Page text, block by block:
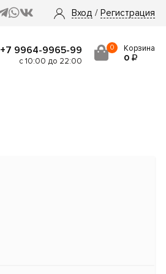
Вход / Регистрация
+7 9964-9965-99
с 10:00 до 22:00
0 Корзина
0